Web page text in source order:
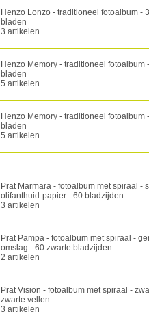
Henzo Lonzo - traditioneel fotoalbum -
bladen
3 artikelen
Henzo Memory - traditioneel fotoalbum
bladen
5 artikelen
Henzo Memory - traditioneel fotoalbum
bladen
5 artikelen
Prat Marmara - fotoalbum met spiraal -
olifanthuid-papier - 60 bladzijden
3 artikelen
Prat Pampa - fotoalbum met spiraal -
omslag - 60 zwarte bladzijden
2 artikelen
Prat Vision - fotoalbum met spiraal -
zwarte vellen
3 artikelen